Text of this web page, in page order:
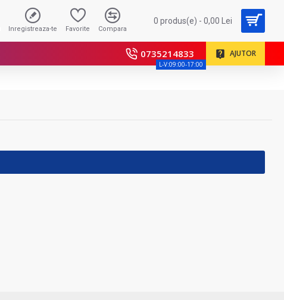
Inregistreaza-te Favorite Compara
0 produs(e) - 0,00 Lei
0735214833
L-V:09:00-17:00
AJUTOR